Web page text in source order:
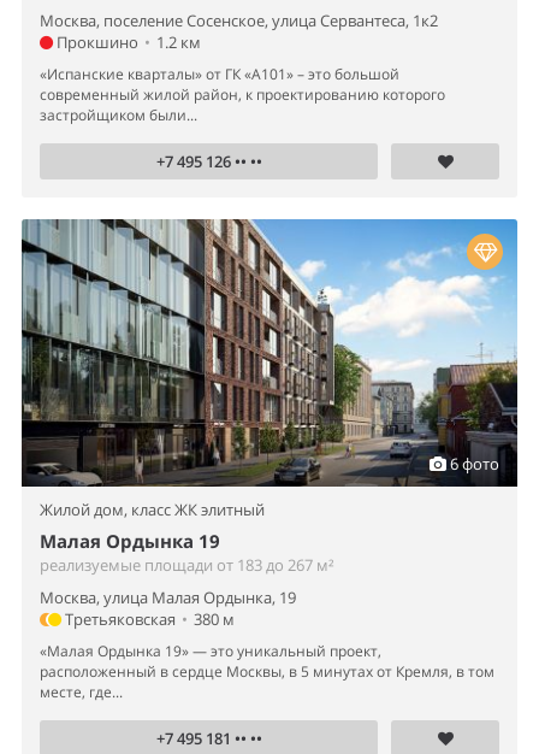
Москва, поселение Сосенское, улица Сервантеса, 1к2
Прокшино • 1.2 км
«Испанские кварталы» от ГК «А101» – это большой
современный жилой район, к проектированию которого
застройщиком были...
+7 495 126 •• ••
6 фото
Жилой дом, класс ЖК элитный
Малая Ордынка 19
реализуемые площади от 183 до 267 м²
Москва, улица Малая Ордынка, 19
Третьяковская • 380 м
«Малая Ордынка 19» — это уникальный проект,
расположенный в сердце Москвы, в 5 минутах от Кремля, в том
месте, где...
+7 495 181 •• ••